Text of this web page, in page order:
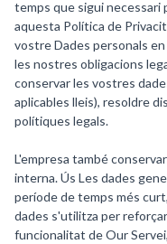
temps que sigui
aquesta Política de
vostre Dades personals
les nostres obligacions
conservar les vostres
aplicables lleis), resoldre
polítiques legals.
L'empresa també
interna. Ús Les dades
període de temps més
dades s'utilitza per
funcionalitat de Our